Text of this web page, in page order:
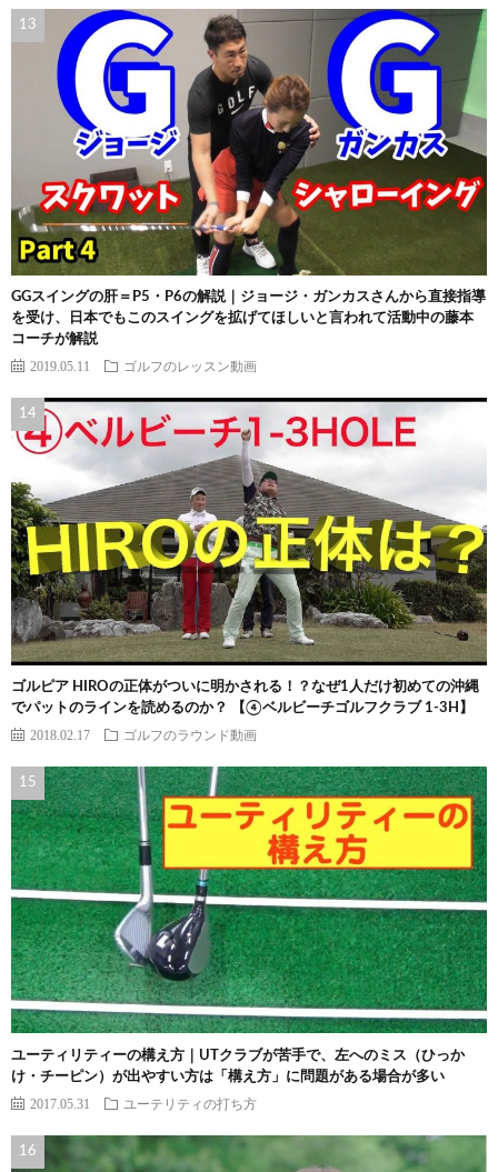
GGスイングの肝＝P5・P6の解説｜ジョージ・ガンカスさんから直接指導
を受け、日本でもこのスイングを拡げてほしいと言われて活動中の藤本
コーチが解説
2019.05.11 ゴルフのレッスン動画
ゴルピア HIROの正体がついに明かされる！？なぜ1人だけ初めての沖縄
でパットのラインを読めるのか？ 【④ベルビーチゴルフクラブ 1-3H】
2018.02.17 ゴルフのラウンド動画
ユーティリティーの構え方｜UTクラブが苦手で、左へのミス（ひっか
け・チーピン）が出やすい方は「構え方」に問題がある場合が多い
2017.05.31 ユーテリティの打ち方